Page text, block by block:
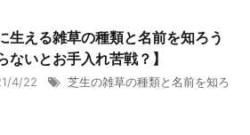
生える雑草の種類と名前を知ろう
ないとお手入れ苦戦？】
4/22
芝生の雑草の種類と名前を知ろ